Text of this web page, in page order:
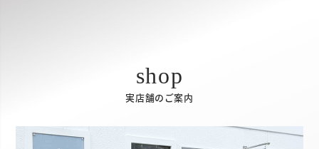
実店舗のご案内